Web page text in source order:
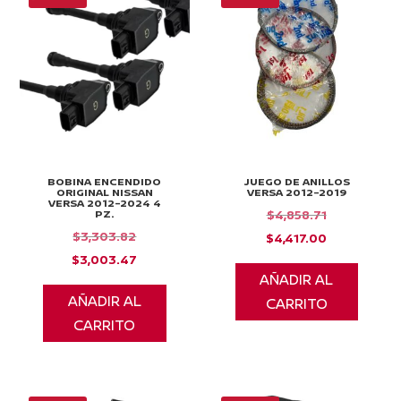
BOBINA ENCENDIDO
ORIGINAL NISSAN
VERSA 2012-2024 4
PZ.
$3,303.82El
precio
original
era:
$3,003.47
precio
actual
AÑADIR AL
CARRITO
JUEGO DE ANILLOS
VERSA 2012-2019
$4,858.71El
precio
original
era:
$4,858.71.
$4,417.00
precio
actual
es:
AÑADIR AL
CARRITO